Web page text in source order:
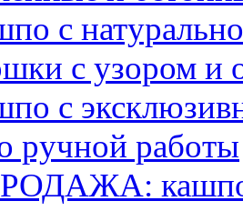
с
с узором и
с
ручной работы
кашпо